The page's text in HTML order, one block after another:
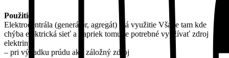
Použitie:
Elektrocentrála (generátor, agregát) má využitie Všade tam kde
chýba elektrická sieť a napriek tomu je potrebné využívať zdroj
elektriny:
– pri výpadku prúdu ako záložný zdroj